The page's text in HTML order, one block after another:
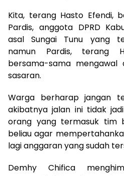
Kita, terang Hasto Efendi,
Pardis, anggota DPRD
asal Sungai Tunu yang
namun Pardis, terang
bersama-sama
sasaran.
Warga berharap jangan
akibatnya jalan ini tidak
orang yang termasuk tim
beliau agar
lagi anggaran yang sudah
Demhy Chifica